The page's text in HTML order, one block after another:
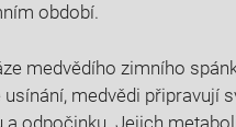
období.
medvědího zimního
usínání, medvědi ⁢připravují
a odpočinku. Jejich